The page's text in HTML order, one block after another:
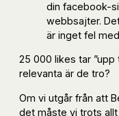
din facebook-
webbsajter.
är inget fel
25 000 likes tar ”upp
relevanta är de tro?
Om vi utgår från att
det måste vi trots